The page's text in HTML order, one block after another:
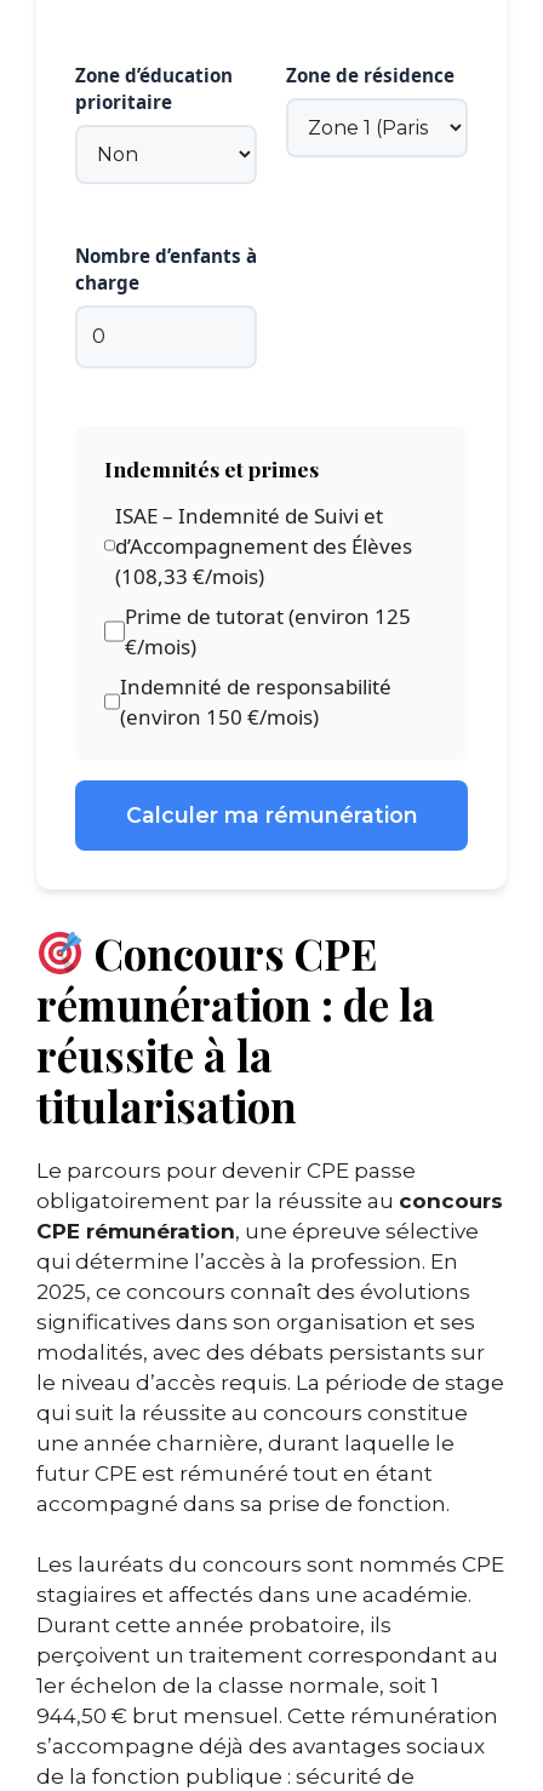
Zone d’éducation
prioritaire
Zone de résidence
Nombre d’enfants à
charge
Indemnités et primes
ISAE – Indemnité de Suivi et
d’Accompagnement des Élèves
(108,33 €/mois)
Prime de tutorat (environ 125
€/mois)
Indemnité de responsabilité
(environ 150 €/mois)
Calculer ma rémunération
Concours CPE
rémunération : de la
réussite à la
titularisation
Le parcours pour devenir CPE passe
obligatoirement par la réussite au concours
CPE rémunération, une épreuve sélective
qui détermine l’accès à la profession. En
2025, ce concours connaît des évolutions
significatives dans son organisation et ses
modalités, avec des débats persistants sur
le niveau d’accès requis. La période de stage
qui suit la réussite au concours constitue
une année charnière, durant laquelle le
futur CPE est rémunéré tout en étant
accompagné dans sa prise de fonction.
Les lauréats du concours sont nommés CPE
stagiaires et affectés dans une académie.
Durant cette année probatoire, ils
perçoivent un traitement correspondant au
1er échelon de la classe normale, soit 1
944,50 € brut mensuel. Cette rémunération
s’accompagne déjà des avantages sociaux
de la fonction publique : sécurité de